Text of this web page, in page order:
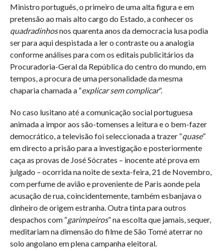
Ministro português, o primeiro de uma alta figura e em
pretensão ao mais alto cargo do Estado, a conhecer os
quadradinhosnos quarenta anos da democracia lusa podia
ser para aqui despistada a ler o contraste ou a analogia
conforme análises para com os editais publicitários da
Procuradoria-Geral da República do centro do mundo, em
tempos, a procura de uma personalidade da mesma
chaparia chamada a “explicar sem complicar”.
No caso lusitano até a comunicação social portuguesa
animada a impor aos são-tomenses a leitura e o bem-fazer
democrático, a televisão foi seleccionada a trazer “quase”
em directo a prisão para a investigação e posteriormente
caça as provas de José Sócrates – inocente até prova em
julgado – ocorrida na noite de sexta-feira, 21 de Novembro,
com perfume de avião e proveniente de Paris aonde pela
acusação de rua, coincidentemente, também esbanjava o
dinheiro de origem estranha. Outra tinta para outros
despachos com “garimpeiros” na escolta que jamais, sequer,
meditariam na dimensão do filme de São Tomé aterrar no
solo angolano em plena campanha eleitoral.